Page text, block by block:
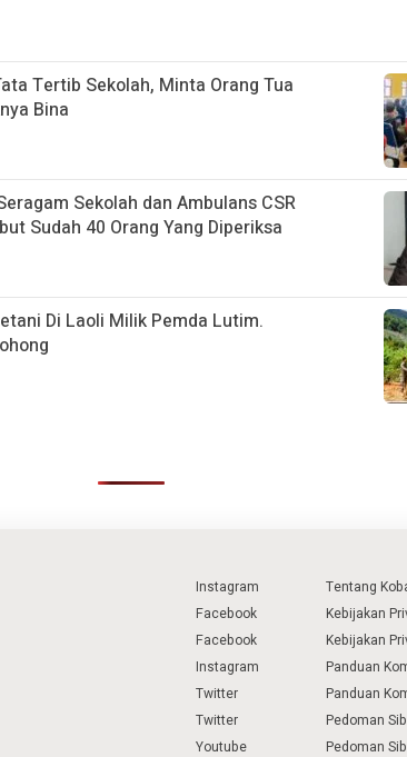
Tertib Sekolah, Minta Orang Tua
Bina
Sekolah dan Ambulans CSR
Sudah 40 Orang Yang Diperiksa
Di Laoli Milik Pemda Lutim.
Instagram
Facebook
Facebook
Instagram
Twitter
Twitter
Youtube
Tentang
Kebijakan
Kebijakan
Panduan
Panduan
Pedoman
Pedoman